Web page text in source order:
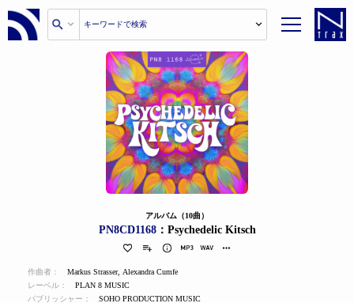
アルバム（10曲）
PN8CD1168：Psychedelic Kitsch
作曲者： Markus Strasser, Alexandra Cumfe
レーベル：
PLAN 8 MUSIC
パブリッシャー：
SOHO PRODUCTION MUSIC